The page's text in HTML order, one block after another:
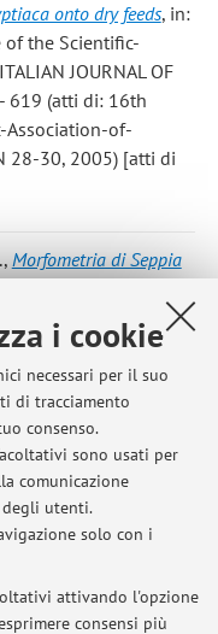
i cookie
necessari per il suo
di tracciamento
consenso.
sono usati per
comunicazione
utenti.
solo con i
attivando l'opzione
consensi più
onto dry feeds, in:
of the Scientific-
JOURNAL OF
619 (atti di: 16th
Association-of-
28-30, 2005) [atti di
, Morfometria di Seppia
23 (5-8), pp. 87 - 87
European
ottobre 2005) [atti di
4